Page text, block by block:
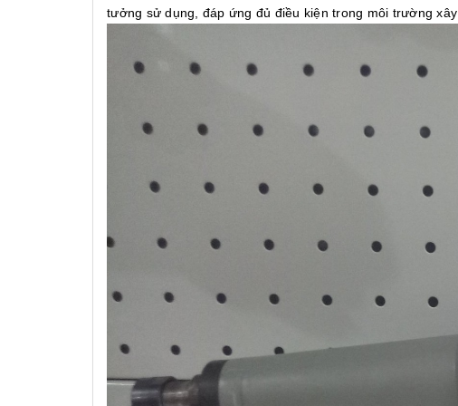
tưởng sử dụng, đáp ứng đủ điều kiện trong môi trường xây